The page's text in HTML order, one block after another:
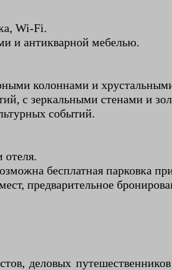
Wi-Fi.
и антикварной мебелью.
колоннами и
с зеркальными стенами и
событий.
отеля.
бесплатная парковка
предварительное
деловых